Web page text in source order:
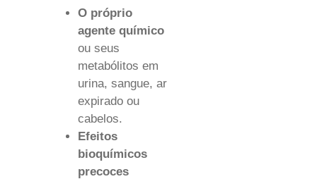
O próprio
agente químico
ou seus
metabólitos em
urina, sangue, ar
expirado ou
cabelos.
Efeitos
bioquímicos
precoces